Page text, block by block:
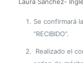
Se confirmará
“RECIBIDO”.
Realizado el